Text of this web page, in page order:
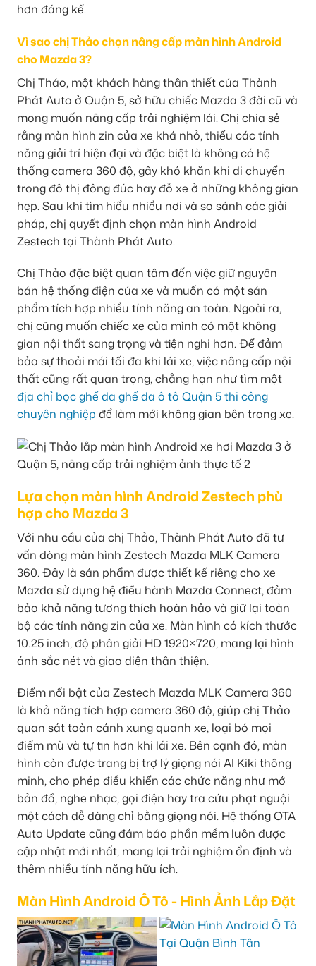
hơn đáng kể.
Vì sao chị Thảo chọn nâng cấp màn hình Android
cho Mazda 3?
Chị Thảo, một khách hàng thân thiết của Thành
Phát Auto ở Quận 5, sở hữu chiếc Mazda 3 đời cũ và
mong muốn nâng cấp trải nghiệm lái. Chị chia sẻ
rằng màn hình zin của xe khá nhỏ, thiếu các tính
năng giải trí hiện đại và đặc biệt là không có hệ
thống camera 360 độ, gây khó khăn khi di chuyển
trong đô thị đông đúc hay đỗ xe ở những không gian
hẹp. Sau khi tìm hiểu nhiều nơi và so sánh các giải
pháp, chị quyết định chọn màn hình Android
Zestech tại Thành Phát Auto.
Chị Thảo đặc biệt quan tâm đến việc giữ nguyên
bản hệ thống điện của xe và muốn có một sản
phẩm tích hợp nhiều tính năng an toàn. Ngoài ra,
chị cũng muốn chiếc xe của mình có một không
gian nội thất sang trọng và tiện nghi hơn. Để đảm
bảo sự thoải mái tối đa khi lái xe, việc nâng cấp nội
thất cũng rất quan trọng, chẳng hạn như tìm một
địa chỉ bọc ghế da ghế da ô tô Quận 5 thi công
chuyên nghiệp để làm mới không gian bên trong xe.
Lựa chọn màn hình Android Zestech phù
hợp cho Mazda 3
Với nhu cầu của chị Thảo, Thành Phát Auto đã tư
vấn dòng màn hình Zestech Mazda MLK Camera
360. Đây là sản phẩm được thiết kế riêng cho xe
Mazda sử dụng hệ điều hành Mazda Connect, đảm
bảo khả năng tương thích hoàn hảo và giữ lại toàn
bộ các tính năng zin của xe. Màn hình có kích thước
10.25 inch, độ phân giải HD 1920×720, mang lại hình
ảnh sắc nét và giao diện thân thiện.
Điểm nổi bật của Zestech Mazda MLK Camera 360
là khả năng tích hợp camera 360 độ, giúp chị Thảo
quan sát toàn cảnh xung quanh xe, loại bỏ mọi
điểm mù và tự tin hơn khi lái xe. Bên cạnh đó, màn
hình còn được trang bị trợ lý giọng nói AI Kiki thông
minh, cho phép điều khiển các chức năng như mở
bản đồ, nghe nhạc, gọi điện hay tra cứu phạt nguội
một cách dễ dàng chỉ bằng giọng nói. Hệ thống OTA
Auto Update cũng đảm bảo phần mềm luôn được
cập nhật mới nhất, mang lại trải nghiệm ổn định và
thêm nhiều tính năng hữu ích.
Màn Hình Android Ô Tô - Hình Ảnh Lắp Đặt